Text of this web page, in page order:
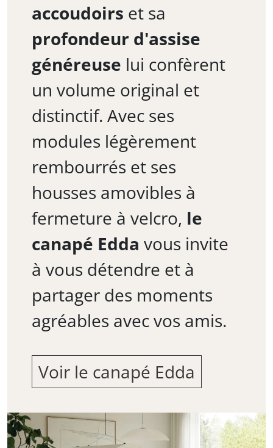
accoudoirs et sa
profondeur d'assise
généreuse lui confèrent
un volume original et
distinctif. Avec ses
modules légèrement
rembourrés et ses
housses amovibles à
fermeture à velcro, le
canapé Edda vous invite
à vous détendre et à
partager des moments
agréables avec vos amis.
Voir le canapé Edda